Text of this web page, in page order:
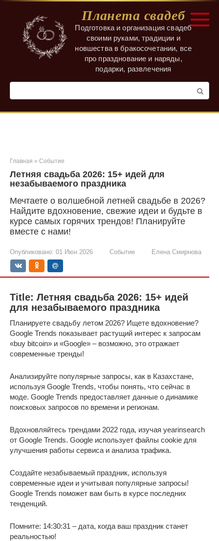
контенту
Планета свадеб
Подготовка и организация свадеб
своими руками, традиции и
новшества в бракосочетании, все
про празднование и наряды,
подарки, развлечения
Главная » Событие
Летняя свадьба 2026: 15+ идей для
незабываемого праздника
Мечтаете о волшебной летней свадьбе в 2026?
Найдите вдохновение, свежие идеи и будьте в
курсе самых горячих трендов! Планируйте
вместе с нами!
Опубликовано: 01 Июн 2026 Событие Елена Смирнова
Title: Летняя свадьба 2026: 15+ идей
для незабываемого праздника
Планируете свадьбу летом 2026? Ищете вдохновение?
Google Trends показывает растущий интерес к запросам
«buy bitcoin» и «Google» – возможно, это отражает
современные тренды!
Анализируйте популярные запросы, как в Казахстане,
используя Google Trends, чтобы понять, что сейчас в
моде. Google Trends предоставляет данные о динамике
поисковых запросов по времени и регионам.
Вдохновляйтесь трендами 2022 года, изучая yearinsearch
от Google Trends. Google использует файлы cookie для
улучшения работы сервиса и анализа трафика.
Создайте незабываемый праздник, используя
современные идеи и учитывая популярные запросы!
Google Trends поможет вам быть в курсе последних
тенденций.
Помните: 14:30:31 – дата, когда ваш праздник станет
реальностью!